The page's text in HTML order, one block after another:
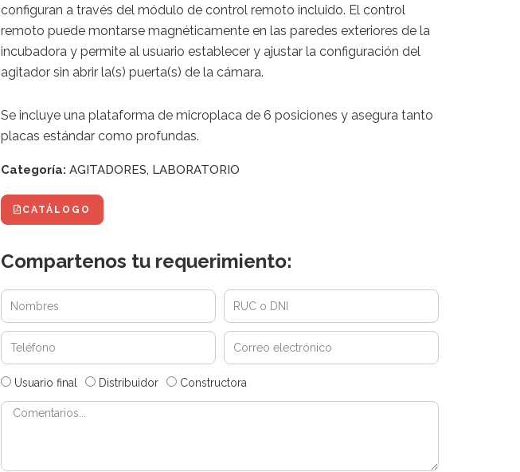
configuran a través del módulo de control remoto incluido. El control
remoto puede montarse magnéticamente en las paredes exteriores de la
incubadora y permite al usuario establecer y ajustar la configuración del
agitador sin abrir la(s) puerta(s) de la cámara.
Se incluye una plataforma de microplaca de 6 posiciones y asegura tanto
placas estándar como profundas.
Categoría: AGITADORES, LABORATORIO
CATÁLOGO
Compartenos tu requerimiento:
Usuario final Distribuidor Constructora